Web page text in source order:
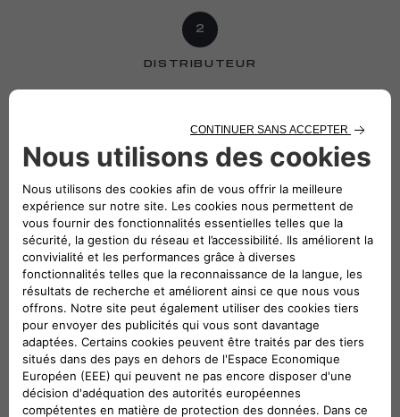
2
DISTRIBUTEUR
SÉLECTIONNEZ UN DE NOS
DISTRIBUTEURS
Rechercher par code postal, ville ou adresse